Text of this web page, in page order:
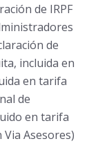
de IRPF
de
incluida en
en tarifa
de
en tarifa
Asesores)